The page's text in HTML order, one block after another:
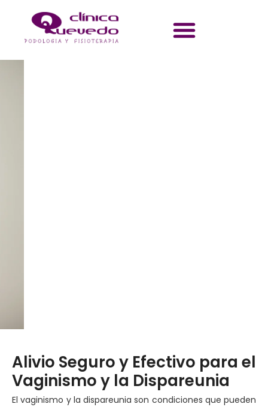
Alivio Seguro y Efectivo para el
Vaginismo y la Dispareunia
El vaginismo y la dispareunia son condiciones que pueden